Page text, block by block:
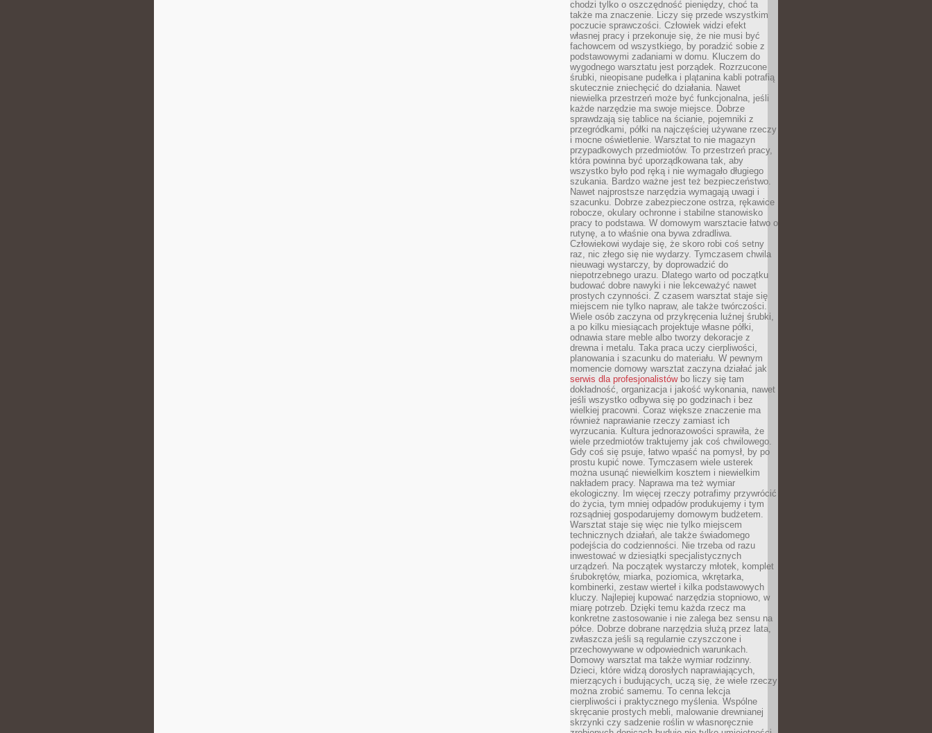
chodzi tylko o oszczędność pieniędzy, choć ta
także ma znaczenie. Liczy się przede wszystkim
poczucie sprawczości. Człowiek widzi efekt
własnej pracy i przekonuje się, że nie musi być
fachowcem od wszystkiego, by poradzić sobie z
podstawowymi zadaniami w domu. Kluczem do
wygodnego warsztatu jest porządek. Rozrzucone
śrubki, nieopisane pudełka i plątanina kabli potrafią
skutecznie zniechęcić do działania. Nawet
niewielka przestrzeń może być funkcjonalna, jeśli
każde narzędzie ma swoje miejsce. Dobrze
sprawdzają się tablice na ścianie, pojemniki z
przegródkami, półki na najczęściej używane rzeczy
i mocne oświetlenie. Warsztat to nie magazyn
przypadkowych przedmiotów. To przestrzeń pracy,
która powinna być uporządkowana tak, aby
wszystko było pod ręką i nie wymagało długiego
szukania. Bardzo ważne jest też bezpieczeństwo.
Nawet najprostsze narzędzia wymagają uwagi i
szacunku. Dobrze zabezpieczone ostrza, rękawice
robocze, okulary ochronne i stabilne stanowisko
pracy to podstawa. W domowym warsztacie łatwo o
rutynę, a to właśnie ona bywa zdradliwa.
Człowiekowi wydaje się, że skoro robi coś setny
raz, nic złego się nie wydarzy. Tymczasem chwila
nieuwagi wystarczy, by doprowadzić do
niepotrzebnego urazu. Dlatego warto od początku
budować dobre nawyki i nie lekceważyć nawet
prostych czynności. Z czasem warsztat staje się
miejscem nie tylko napraw, ale także twórczości.
Wiele osób zaczyna od przykręcenia luźnej śrubki,
a po kilku miesiącach projektuje własne półki,
odnawia stare meble albo tworzy dekoracje z
drewna i metalu. Taka praca uczy cierpliwości,
planowania i szacunku do materiału. W pewnym
momencie domowy warsztat zaczyna działać jak
serwis dla profesjonalistówbo liczy się tam
dokładność, organizacja i jakość wykonania, nawet
jeśli wszystko odbywa się po godzinach i bez
wielkiej pracowni. Coraz większe znaczenie ma
również naprawianie rzeczy zamiast ich
wyrzucania. Kultura jednorazowości sprawiła, że
wiele przedmiotów traktujemy jak coś chwilowego.
Gdy coś się psuje, łatwo wpaść na pomysł, by po
prostu kupić nowe. Tymczasem wiele usterek
można usunąć niewielkim kosztem i niewielkim
nakładem pracy. Naprawa ma też wymiar
ekologiczny. Im więcej rzeczy potrafimy przywrócić
do życia, tym mniej odpadów produkujemy i tym
rozsądniej gospodarujemy domowym budżetem.
Warsztat staje się więc nie tylko miejscem
technicznych działań, ale także świadomego
podejścia do codzienności. Nie trzeba od razu
inwestować w dziesiątki specjalistycznych
urządzeń. Na początek wystarczy młotek, komplet
śrubokrętów, miarka, poziomica, wkrętarka,
kombinerki, zestaw wierteł i kilka podstawowych
kluczy. Najlepiej kupować narzędzia stopniowo, w
miarę potrzeb. Dzięki temu każda rzecz ma
konkretne zastosowanie i nie zalega bez sensu na
półce. Dobrze dobrane narzędzia służą przez lata,
zwłaszcza jeśli są regularnie czyszczone i
przechowywane w odpowiednich warunkach.
Domowy warsztat ma także wymiar rodzinny.
Dzieci, które widzą dorosłych naprawiających,
mierzących i budujących, uczą się, że wiele rzeczy
można zrobić samemu. To cenna lekcja
cierpliwości i praktycznego myślenia. Wspólne
skręcanie prostych mebli, malowanie drewnianej
skrzynki czy sadzenie roślin w własnoręcznie